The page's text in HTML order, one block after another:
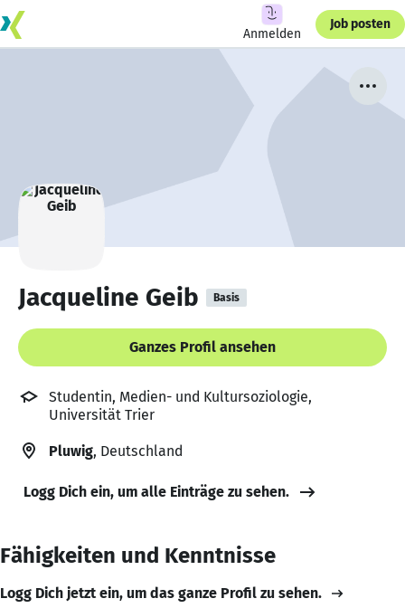
Anmelden
Job posten
Jacqueline Geib Basis
Ganzes Profil ansehen
Studentin, Medien- und Kultursoziologie,
Universität Trier
Pluwig, Deutschland
Logg Dich ein, um alle Einträge zu sehen.
Fähigkeiten und Kenntnisse
Logg Dich jetzt ein, um das ganze Profil zu sehen.